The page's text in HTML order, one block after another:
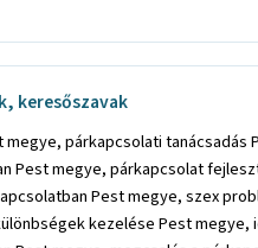
keresőszavak
Pest megye, megcsalás a párkapcsolatban Pest megye, trauma kezelése Pest megye, gyászfeldolgozás Pest megye, halál feldolgozása Pest megye, veszteség feldolgozása Pest megye, boldog párkapcsolat Pest megye, düh kezelés Pest megye, kommunikáció fejlesztése Pest megye, kommunikáció fejlesztés Pest megye, együttműködés fejlesztése Pest megye, önismereti tréning Pest megye, kiégés kezelése Pest megye, önismereti tanácsadás Pest megye, önismereti segítség Pest megye, önértékelési tanácsadás Pest megye, életvezetési tanácsadás Pest megye, önismeret fejlesztése Pest megye, önbizalom növelése Pest megye, önbizalom fejlesztése Pest megye, önbecsülés hiányának a kezelése Pest megye, önértékelés fejlesztése Pest megye, félelem kezelése Pest megye, szorongás kezelése Pest megye, biztonság hiányának kezelése Pest megye, bizalmatlanság kezelése Pest megye, bizonytalanság kezelése Pest megye, visszahúzódottság kezelése Pest megye, félénkség kezelése Pest megye, inaktivitás kezelése Pest megye, önérvényesítés kezelése Pest megye, önismereti tréner Pest megye, coach Pest megye, life coach Pest megye, life coaching Pest megye, konfliktuskezelés Pest megye, életvezetési tanácsadás Pest megye, életvezetési tanácsadó Pest megye, egyéni coaching Pest megye, munkahelyi problémák kezelése Pest megye, munkahelyi feszültségek kezelése Pest megye, munkahelyi stressz kezelése Pest megye, feszültség kezelés Pest megye, stresszkezelés Pest megye, családon belüli viták kezelése Pest megye, családon belüli viták megoldása Pest megye, konfliktus kezelés Pest megye, elszakadás a szülőktől